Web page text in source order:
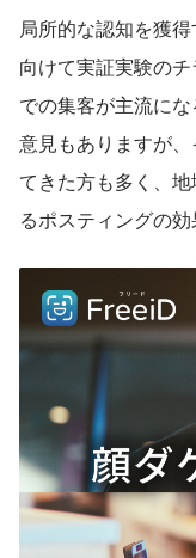
局所的な認知を獲
向けて実証実験の
での集客が主流に
意見もありますが
てきた方も多く、
るポスティングの